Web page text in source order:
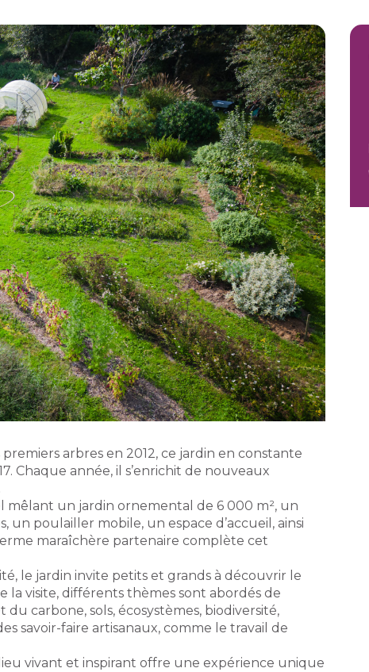
arbres en 2012, ce jardin en constante
Chaque année, il s’enrichit de nouveaux
un jardin ornemental de 6 000 m², un
un poulailler mobile, un espace d’accueil, ainsi
maraîchère partenaire complète cet
le jardin invite petits et grands à découvrir le
la visite, différents thèmes sont abordés de
carbone, sols, écosystèmes, biodiversité,
savoir-faire artisanaux, comme le travail de
vivant et inspirant offre une expérience unique